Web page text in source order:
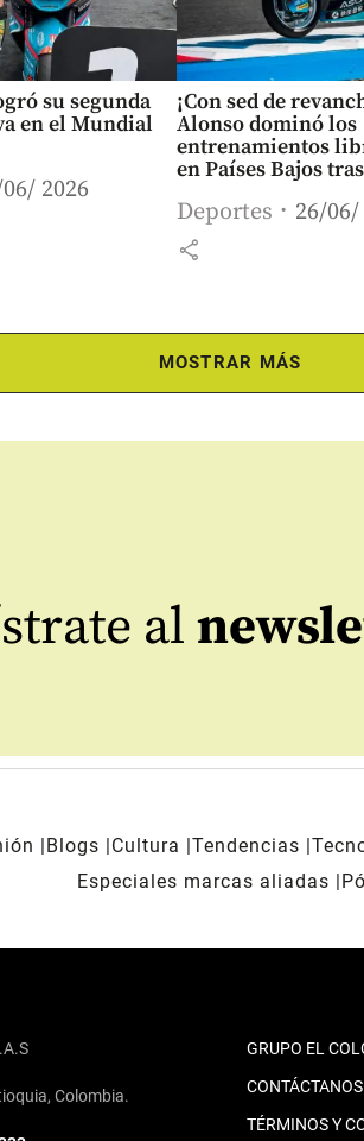
su segunda
en el Mundial
2026
¡Con sed de
Alonso dominó los
entrenamientos
en Países Bajos
Deportes 26/06/
share
MOSTRAR MÁS
al
Blogs Cultura Tendencias
Especiales marcas aliadas
Colombia.
GRUPO EL
CONTÁCTANOS
TÉRMINOS Y